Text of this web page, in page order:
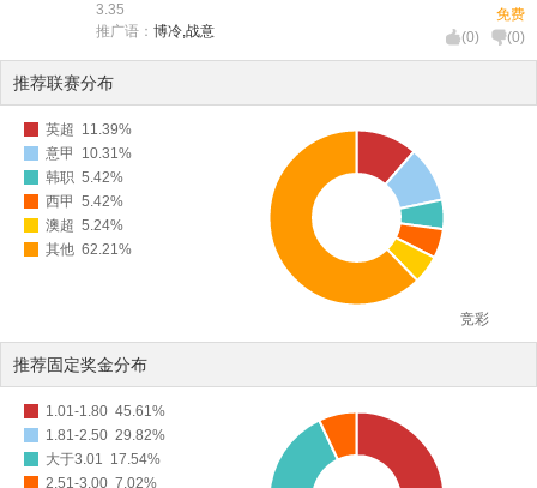
3.35
推广语： 博冷,战意
免费
(0) (0)
推荐联赛分布
英超 11.39%
意甲
10.31%
韩职 5.42%
西甲 5.42%
澳超 5.24%
其他 62.21%
竞彩
推荐固定奖金分布
1.01-1.80 45.61%
1.81-2.50 29.82%
大于3.01 17.54%
2.51-3.00 7.02%